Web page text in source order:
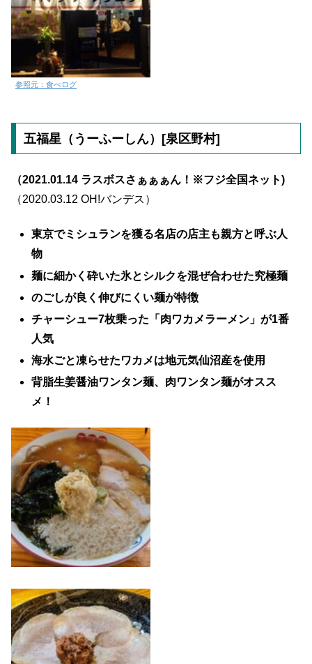
参照元：食べログ
五福星（うーふーしん）[泉区野村]
（2021.01.14 ラスボスさぁぁぁん！※フジ全国ネット)
（2020.03.12 OH!バンデス）
東京でミシュランを獲る名店の店主も親方と呼ぶ人
物
麺に細かく砕いた氷とシルクを混ぜ合わせた究極麺
のごしが良く伸びにくい麺が特徴
チャーシュー7枚乗った「肉ワカメラーメン」が1番
人気
海水ごと凍らせたワカメは地元気仙沼産を使用
背脂生姜醤油ワンタン麺、肉ワンタン麺がオスス
メ！